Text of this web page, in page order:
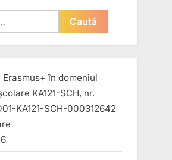
în domeniul
KA121-SCH, nr.
KA121-SCH-000312642